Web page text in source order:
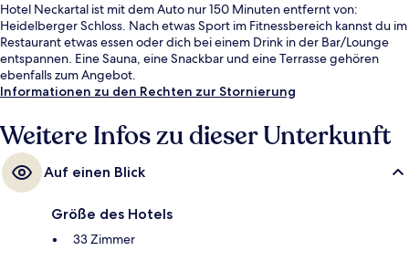
Hotel Neckartal ist mit dem Auto nur 150 Minuten entfernt von:
Heidelberger Schloss. Nach etwas Sport im Fitnessbereich kannst du im
Restaurant etwas essen oder dich bei einem Drink in der Bar/Lounge
entspannen. Eine Sauna, eine Snackbar und eine Terrasse gehören
ebenfalls zum Angebot.
Informationen zu den Rechten zur Stornierung
Weitere Infos zu dieser Unterkunft
Auf einen Blick
Größe des Hotels
33 Zimmer